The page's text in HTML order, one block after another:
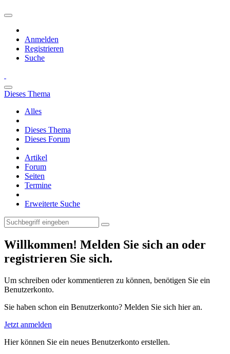
Anmelden
Registrieren
Suche
Dieses Thema
Alles
Dieses Thema
Dieses Forum
Artikel
Forum
Seiten
Termine
Erweiterte Suche
Willkommen! Melden Sie sich an oder
registrieren Sie sich.
Um schreiben oder kommentieren zu können, benötigen Sie ein
Benutzerkonto.
Sie haben schon ein Benutzerkonto? Melden Sie sich hier an.
Jetzt anmelden
Hier können Sie ein neues Benutzerkonto erstellen.